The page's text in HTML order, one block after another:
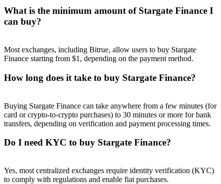
What is the minimum amount of Stargate Finance I
can buy?
Most exchanges, including Bitrue, allow users to buy Stargate
Finance starting from $1, depending on the payment method.
How long does it take to buy Stargate Finance?
Buying Stargate Finance can take anywhere from a few minutes (for
card or crypto-to-crypto purchases) to 30 minutes or more for bank
transfers, depending on verification and payment processing times.
Do I need KYC to buy Stargate Finance?
Yes, most centralized exchanges require identity verification (KYC)
to comply with regulations and enable fiat purchases.